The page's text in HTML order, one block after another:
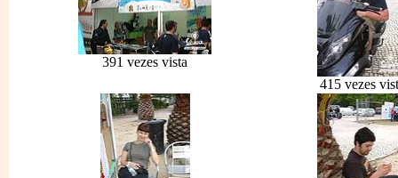
391 vezes vista
415 vezes